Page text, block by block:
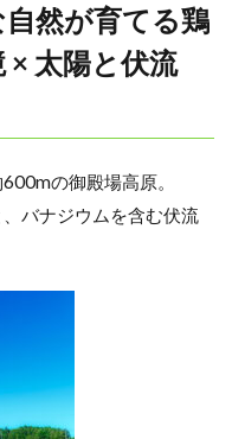
然が育てる鶏
× 太陽と伏流
の御殿場高原。
バナジウムを含む伏流